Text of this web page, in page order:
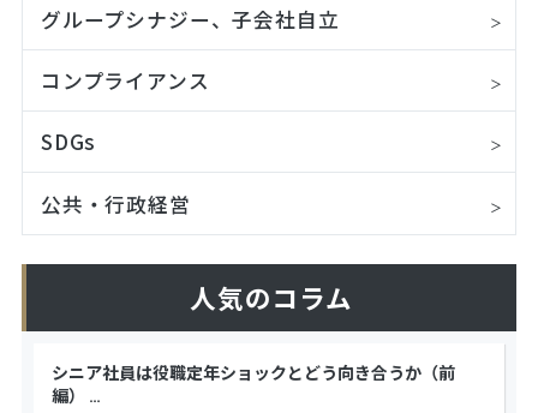
グループシナジー、子会社自立
コンプライアンス
SDGs
公共・行政経営
人気のコラム
シニア社員は役職定年ショックとどう向き合うか（前
編）
…